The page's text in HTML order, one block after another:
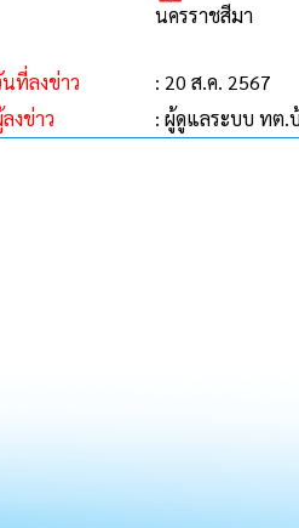
นครราชสีมา
ที่ลงข่าว
: 20 ส.ค. 2567
งข่าว
: ผู้ดูแลระบบ ทต.